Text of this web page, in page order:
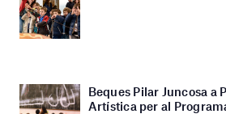
Beques Pilar Juncosa a
Artística per al